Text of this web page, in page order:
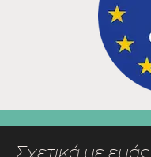
Σχετικά με εμάς…